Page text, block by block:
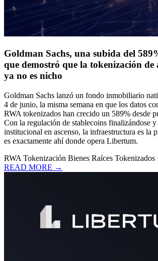
Goldman Sachs, una subida del
que demostró que la tokenización de
ya no es nicho
Goldman Sachs lanzó un fondo inmobiliario
4 de junio, la misma semana en que los datos
RWA tokenizados han crecido un 589% desde
Con la regulación de stablecoins finalizándose
institucional en ascenso, la infraestructura es la
es exactamente ahí donde opera Libertum.
RWA Tokenización Bienes Raíces Tokenizados
READ MORE →